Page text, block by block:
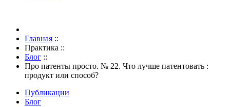
Главная ::
Практика ::
Блог ::
Про патенты просто. № 22. Что лучше патентовать :
продукт или способ?
Публикации
Блог